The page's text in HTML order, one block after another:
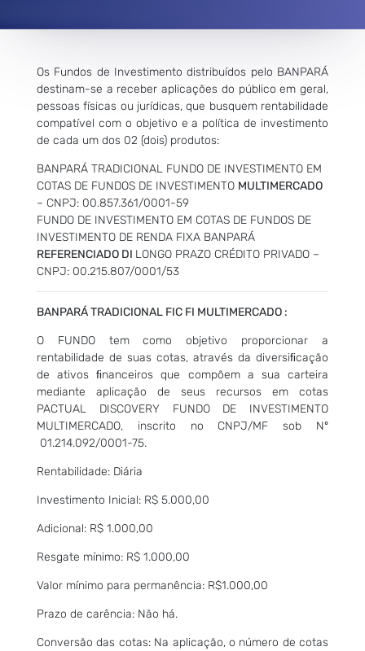
Os Fundos de Investimento distribuídos pelo BANPARÁ
destinam-se a receber aplicações do público em geral,
pessoas físicas ou jurídicas, que busquem rentabilidade
compatível com o objetivo e a política de investimento
de cada um dos 02 (dois) produtos:
BANPARÁ TRADICIONAL FUNDO DE INVESTIMENTO EM
COTAS DE FUNDOS DE INVESTIMENTO MULTIMERCADO
– CNPJ: 00.857.361/0001-59
FUNDO DE INVESTIMENTO EM COTAS DE FUNDOS DE
INVESTIMENTO DE RENDA FIXA BANPARÁ
REFERENCIADO DI LONGO PRAZO CRÉDITO PRIVADO –
CNPJ: 00.215.807/0001/53
BANPARÁTRADICIONAL FIC FI MULTIMERCADO :
O FUNDO tem como objetivo proporcionar a
rentabilidade de suas cotas, através da diversiﬁcação
de ativos ﬁnanceiros que compõem a sua carteira
mediante aplicação de seus recursos em cotas
PACTUAL DISCOVERY FUNDO DE INVESTIMENTO
MULTIMERCADO, inscrito no CNPJ/MF sob Nº
01.214.092/0001-75.
Rentabilidade: Diária
Investimento Inicial: R$ 5.000,00
Adicional: R$ 1.000,00
Resgate mínimo: R$ 1.000,00
Valor mínimo para permanência: R$1.000,00
Prazo de carência: Não há.
Conversão das cotas: Na aplicação, o número de cotas